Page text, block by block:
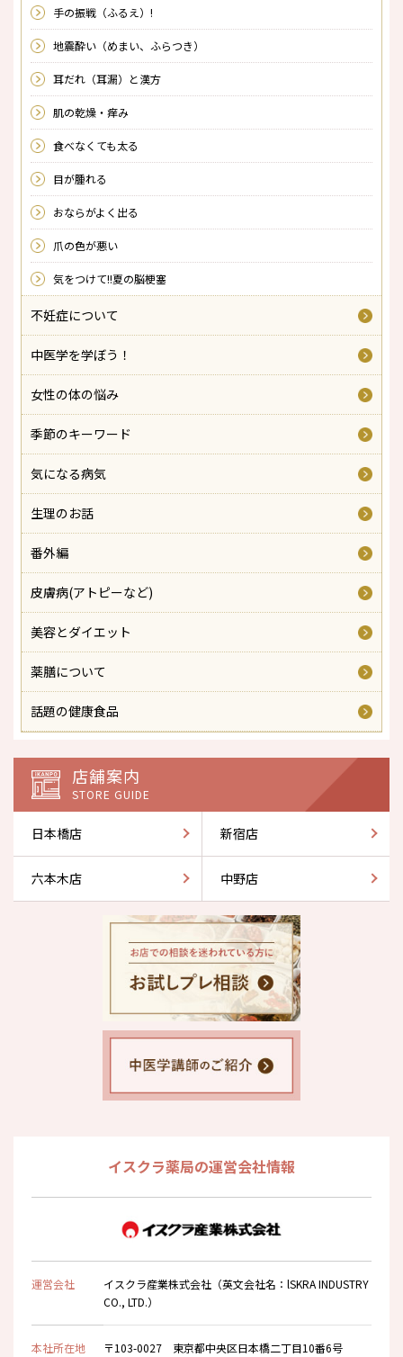
手の振戦（ふるえ）!
地震酔い（めまい、ふらつき）
耳だれ（耳漏）と漢方
肌の乾燥・痒み
食べなくても太る
目が腫れる
おならがよく出る
爪の色が悪い
気をつけて!!夏の脳梗塞
不妊症について
中医学を学ぼう！
女性の体の悩み
季節のキーワード
気になる病気
生理のお話
番外編
皮膚病(アトピーなど)
美容とダイエット
薬膳について
話題の健康食品
店舗案内
STORE GUIDE
日本橋店 新宿店
六本木店 中野店
イスクラ薬局の運営会社情報
運営会社
イスクラ産業株式会社（英文会社名：lSKRA INDUSTRY
CO., LTD.）
本社所在地 〒103-0027 東京都中央区日本橋二丁目10番6号